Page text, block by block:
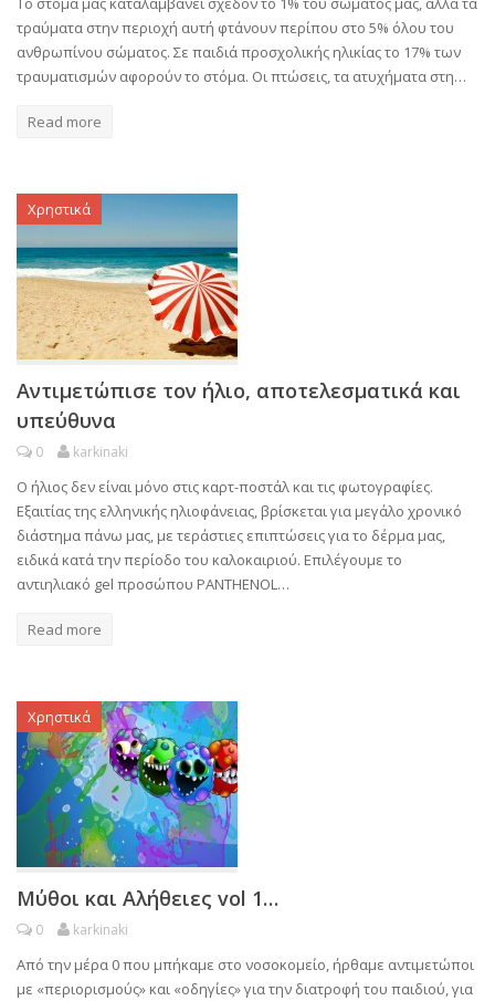
τραύματα στην περιοχή αυτή φτάνουν περίπου στο 5% όλου του
ανθρωπίνου σώματος. Σε παιδιά προσχολικής ηλικίας το 17% των
τραυματισμών αφορούν το στόμα. Οι πτώσεις, τα ατυχήματα στη…
Read more
Χρηστικά
Αντιμετώπισε τον ήλιο, αποτελεσματικά και
υπεύθυνα
0 karkinaki
Ο ήλιος δεν είναι μόνο στις καρτ-ποστάλ και τις φωτογραφίες.
Eξαιτίας της ελληνικής ηλιοφάνειας, βρίσκεται για μεγάλο χρονικό
διάστημα πάνω μας, με τεράστιες επιπτώσεις για το δέρμα μας,
ειδικά κατά την περίοδο του καλοκαιριού. Επιλέγουμε το
αντιηλιακό gel προσώπου PANTHENOL…
Read more
Χρηστικά
Μύθοι και Αλήθειες vol 1…
0 karkinaki
Από την μέρα 0 που μπήκαμε στο νοσοκομείο, ήρθαμε αντιμετώποι
με «περιορισμούς» και «οδηγίες» για την διατροφή του παιδιού, για